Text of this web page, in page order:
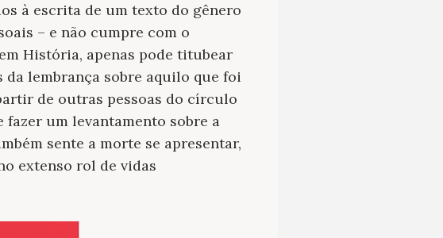
à escrita de um texto do gênero
– e não cumpre com o
História, apenas pode titubear
lembrança sobre aquilo que foi
de outras pessoas do círculo
fazer um levantamento sobre a
sente a morte se apresentar,
extenso rol de vidas